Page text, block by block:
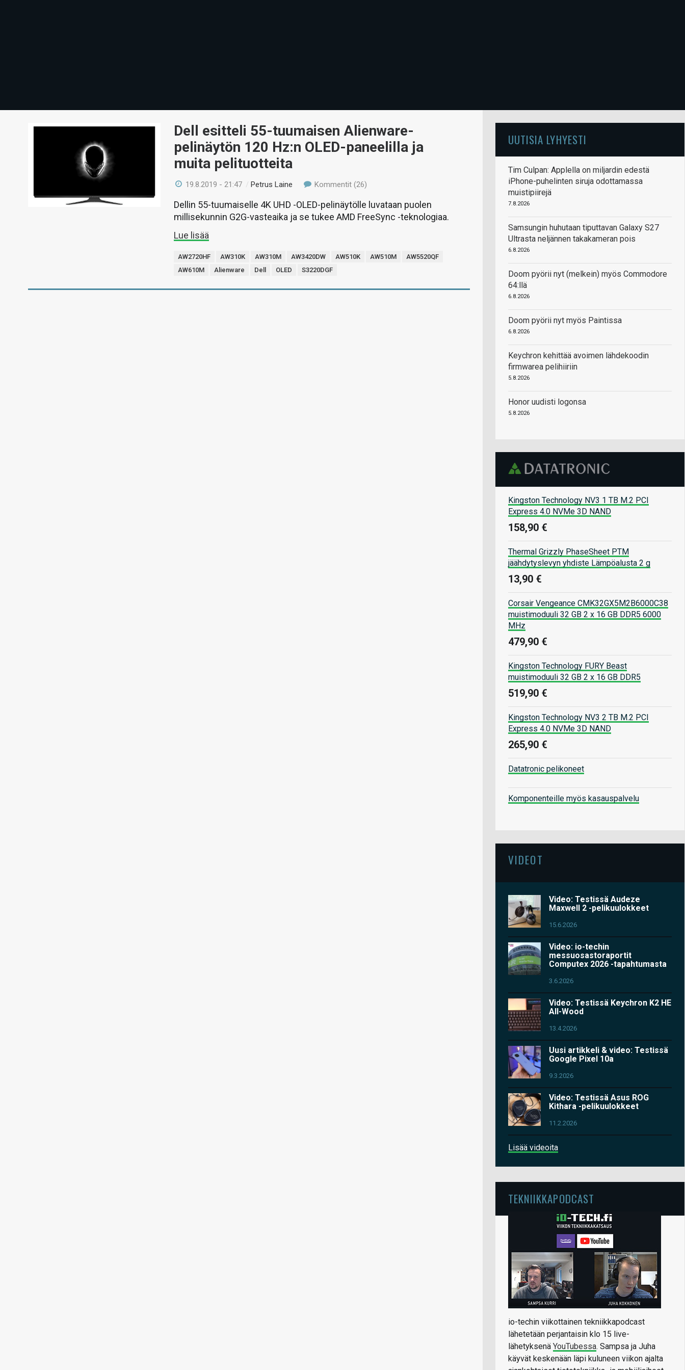
Dell esitteli 55-tuumaisen Alienware-
pelinäytön 120 Hz:n OLED-paneelilla ja
muita pelituotteita
19.8.2019 - 21:47 /Petrus Laine Kommentit (26)
Dellin 55-tuumaiselle 4K UHD -OLED-pelinäytölle luvataan puolen
millisekunnin G2G-vasteaika ja se tukee AMD FreeSync -teknologiaa.
Lue lisää
AW2720HF AW310K AW310M AW3420DW AW510K AW510M
AW5520QF
AW610M
Alienware Dell OLED S3220DGF
UUTISIA LYHYESTI
Tim Culpan: Applella on miljardin edestä
iPhone-puhelinten siruja odottamassa
muistipiirejä
7.8.2026
Samsungin huhutaan tiputtavan Galaxy S27
Ultrasta neljännen takakameran pois
6.8.2026
Doom pyörii nyt (melkein) myös Commodore
64:llä
6.8.2026
Doom pyörii nyt myös Paintissa
6.8.2026
Keychron kehittää avoimen lähdekoodin
firmwarea pelihiiriin
5.8.2026
Honor uudisti logonsa
5.8.2026
Kingston Technology NV3 1 TB M.2 PCI
Express 4.0 NVMe 3D NAND
158,90 €
Thermal Grizzly PhaseSheet PTM
jäähdytyslevyn yhdiste Lämpöalusta 2 g
13,90 €
Corsair Vengeance CMK32GX5M2B6000C38
muistimoduuli 32 GB 2 x 16 GB DDR5 6000
MHz
479,90 €
Kingston Technology FURY Beast
muistimoduuli 32 GB 2 x 16 GB DDR5
519,90 €
Kingston Technology NV3 2 TB M.2 PCI
Express 4.0 NVMe 3D NAND
265,90 €
Datatronic pelikoneet
Komponenteille myös kasauspalvelu
VIDEOT
Video: Testissä Audeze
Maxwell 2 -pelikuulokkeet
15.6.2026
Video: io-techin
messuosastoraportit
Computex 2026 -tapahtumasta
3.6.2026
Video: Testissä Keychron K2 HE
All-Wood
13.4.2026
Uusi artikkeli & video: Testissä
Google Pixel 10a
9.3.2026
Video: Testissä Asus ROG
Kithara -pelikuulokkeet
11.2.2026
Lisää videoita
TEKNIIKKAPODCAST
io-techin viikottainen tekniikkapodcast
lähetetään perjantaisin klo 15 live-
lähetyksenä YouTubessa. Sampsa ja Juha
käyvät keskenään läpi kuluneen viikon ajalta